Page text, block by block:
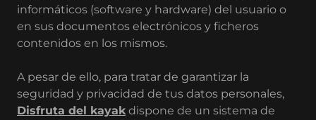
informáticos (software y hardware) del usuario o
en sus documentos electrónicos y ficheros
contenidos en los mismos.
A pesar de ello, para tratar de garantizar la
seguridad y privacidad de tus datos personales,
Disfruta del kayakdispone de un sistema de